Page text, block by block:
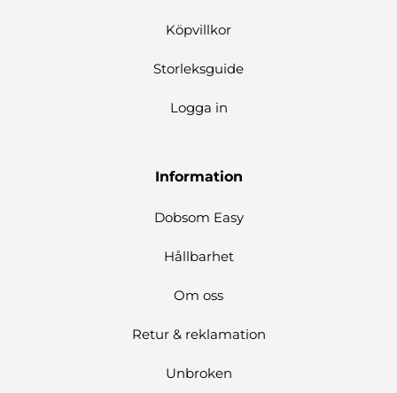
Köpvillkor
Storleksguide
Logga in
Information
Dobsom Easy
Hållbarhet
Om oss
Retur & reklamation
Unbroken